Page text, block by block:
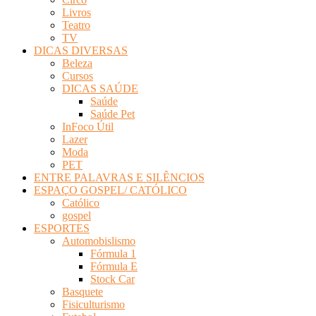
Livros
Teatro
TV
DICAS DIVERSAS
Beleza
Cursos
DICAS SAÚDE
Saúde
Saúde Pet
InFoco Útil
Lazer
Moda
PET
ENTRE PALAVRAS E SILÊNCIOS
ESPAÇO GOSPEL/ CATÓLICO
Católico
gospel
ESPORTES
Automobislismo
Fórmula 1
Fórmula E
Stock Car
Basquete
Fisiculturismo